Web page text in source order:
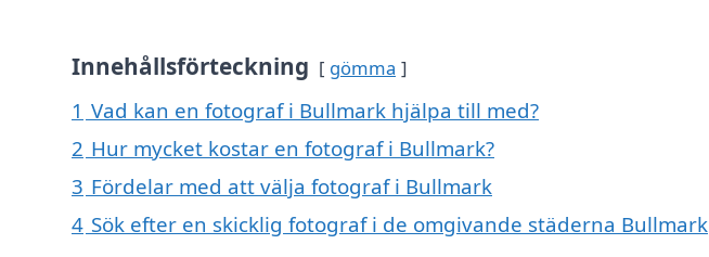
Innehållsförteckning gömma
1 Vad kan en fotograf i Bullmark hjälpa till med?
2 Hur mycket kostar en fotograf i Bullmark?
3 Fördelar med att välja fotograf i Bullmark
4 Sök efter en skicklig fotograf i de omgivande städerna Bullmark